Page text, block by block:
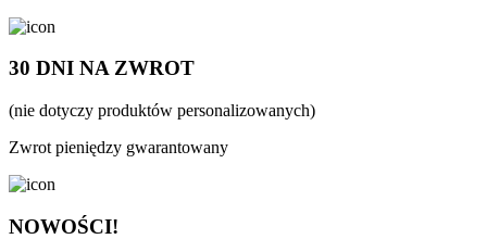
30 DNI NA ZWROT
(nie dotyczy produktów personalizowanych)
Zwrot pieniędzy gwarantowany
NOWOŚCI!